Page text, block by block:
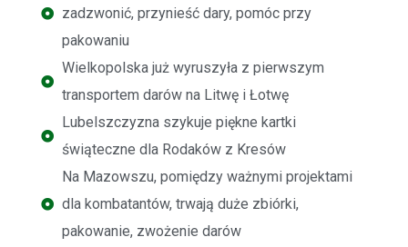
zadzwonić, przynieść dary, pomóc przy
pakowaniu
Wielkopolska już wyruszyła z pierwszym
transportem darów na Litwę i Łotwę
Lubelszczyzna szykuje piękne kartki
świąteczne dla Rodaków z Kresów
Na Mazowszu, pomiędzy ważnymi projektami
dla kombatantów, trwają duże zbiórki,
pakowanie, zwożenie darów